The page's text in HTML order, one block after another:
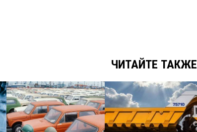
ЧИТАЙТЕ ТАКЖЕ